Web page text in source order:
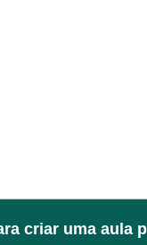
criar uma aula